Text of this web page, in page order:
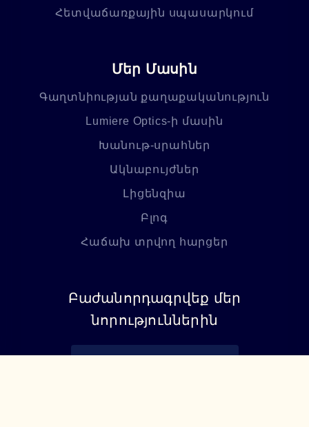
Հետվաճառքային սպասարկում
Մեր Մասին
Գաղտնիության քաղաքականություն
Lumiere Optics-ի մասին
Խանութ-սրահներ
Ակնաբույժներ
Լիցենզիա
Բլոգ
Հաճախ տրվող հարցեր
Բաժանորդագրվեք մեր
նորություններին